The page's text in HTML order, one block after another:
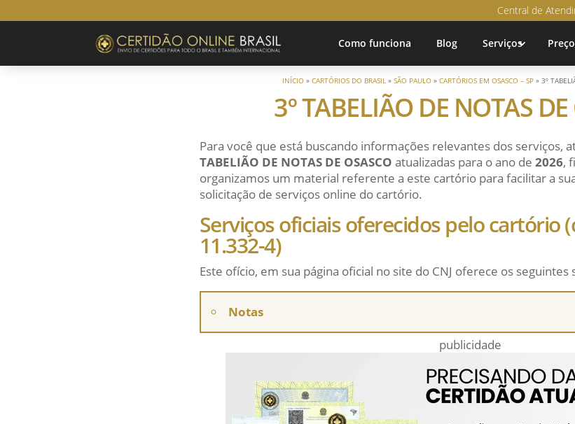
Central de
Como funciona Blog Serviços
INÍCIO» CARTÓRIOS DO BRASIL » SÃO PAULO» CARTÓRIOS EM OSASCO – SP» 3º
3º TABELIÃO DE NOTAS
Para você que está buscando informações relevantes dos serviços,
TABELIÃO DE NOTAS DE OSASCO atualizadas para o ano de 2026,
organizamos um material referente a este cartório para facilitar a
solicitação de serviços online do cartório.
Serviços oficiais oferecidos pelo cartório
11.332-4)
Este ofício, em sua página oficial no site do CNJ oferece os
Notas
publicidade